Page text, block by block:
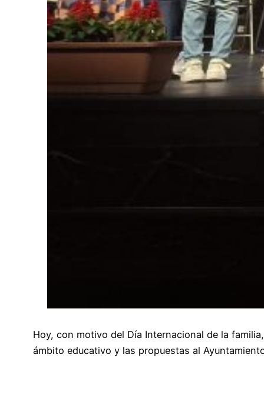
Hoy, con motivo del Día Internacional de la
ámbito educativo y las propuestas al